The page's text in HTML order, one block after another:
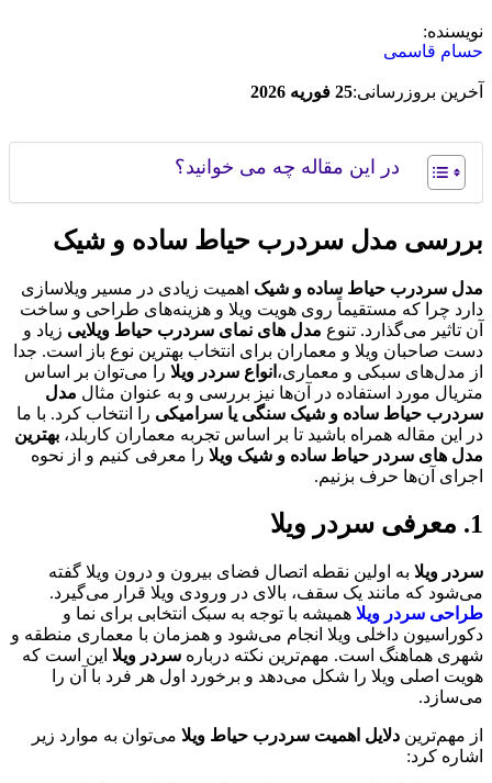
قاسمی
بروزرسانی:25 فوریه 2026
در این مقاله چه می خوانید؟
مدل سردرب حیاط ساده و شیک
سردرب حیاط ساده و شیکاهمیت زیادی در مسیر ویلاسازی
چرا که مستقیماً روی هویت ویلا و هزینه‌های طراحی و ساخت
می‌گذارد. تنوعمدل های نمای سردرب حیاط ویلاییزیاد و
صاحبان ویلا و معماران برای انتخاب بهترین نوع باز است. جدا
سبکی و معماری،انواع سردر ویلا را می‌توان بر اساس
مورد استفاده در آن‌ها نیز بررسی و به عنوان مثالمدل
حیاط ساده و شیک سنگی یا سرامیکیرا انتخاب کرد. با ما
مقاله همراه باشید تا بر اساس تجربه معماران کاربلد، بهترین
های سردر حیاط ساده و شیک ویلارا معرفی کنیم و از نحوه
آن‌ها حرف بزنیم.
ویلا به اولین نقطه اتصال فضای بیرون و درون ویلا گفته
که مانند یک سقف، بالای در ورودی ویلا قرار می‌گیرد.
سردر ویلا همیشه با توجه به سبک انتخابی برای نما و
داخلی ویلا انجام می‌شود و همزمان با معماری منطقه و
هماهنگ است. مهم‌ترین نکته درباره سردر ویلا این است که
اصلی ویلا را شکل می‌دهد و برخورد اول هر فرد با آن را
دلایل اهمیت سردرب حیاط ویلامی‌توان به موارد زیر
کرد: